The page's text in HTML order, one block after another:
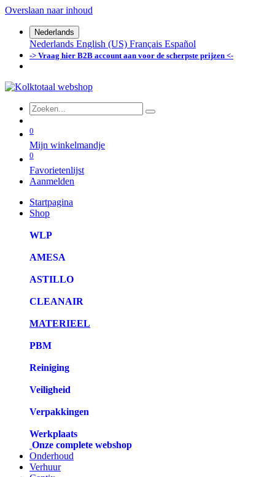
Overslaan naar inhoud
Nederlands
Nederlands English (US) Français Español
-> Vraag hier B2B account aan voor de scherpste prijzen <-
0
Mijn winkelmandje
0
Favorietenlijst
Aanmelden
Startpagina
Shop
WLP
AMESA
ASTILLO
CLEANAIR
MATERIEEL
PBM
Reiniging
Veiligheid
Verpakkingen
Werkplaats
Onze complete webshop
Onderhoud
Verhuur